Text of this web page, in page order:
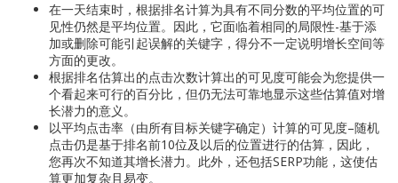
在一天结束时，根据排名计算为具有不同分数的平均位置的可
见性仍然是平均位置。因此，它面临着相同的局限性-基于添
加或删除可能引起误解的关键字，得分不一定说明增长空间等
方面的更改。
根据排名估算出的点击次数计算出的可见度可能会为您提供一
个看起来可行的百分比，但仍无法可靠地显示这些估算值对增
长潜力的意义。
以平均点击率（由所有目标关键字确定）计算的可见度–随机
点击仍是基于排名前10位及以后的位置进行的估算，因此，
您再次不知道其增长潜力。此外，还包括SERP功能，这使估
算更加复杂且易变。